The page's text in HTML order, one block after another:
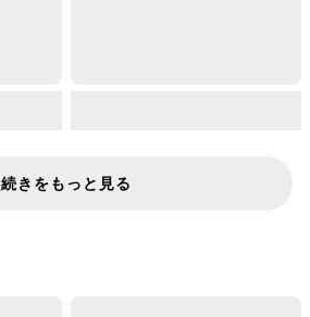
続きをもっと見る